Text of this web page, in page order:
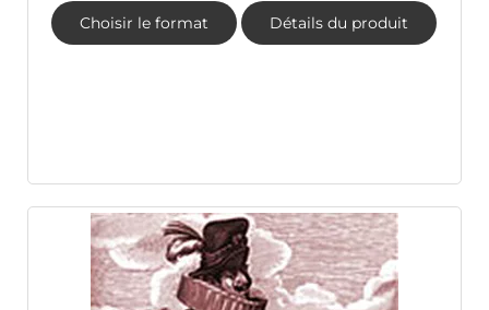
Choisir le format Détails du produit